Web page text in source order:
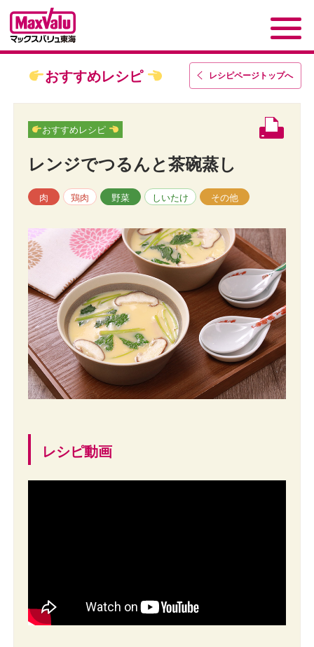
レシピページトップへ
おすすめレシピ
おすすめレシピ
レンジでつるんと茶碗蒸し
肉 鶏肉 野菜 しいたけ その他
レシピ動画